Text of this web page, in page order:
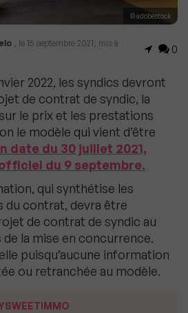
© adobestock
, le 15 septembre 2021, mis à
0
2022, les syndics devront
de contrat de syndic, la
le prix et les prestations
le modèle qui vient d’être
date du 30 juillet 2021,
du 9 septembre.
qui synthétise les
du contrat, devra être
de contrat de syndic au
la mise en concurrence.
puisqu’aucune information
ou retranchée au modèle.